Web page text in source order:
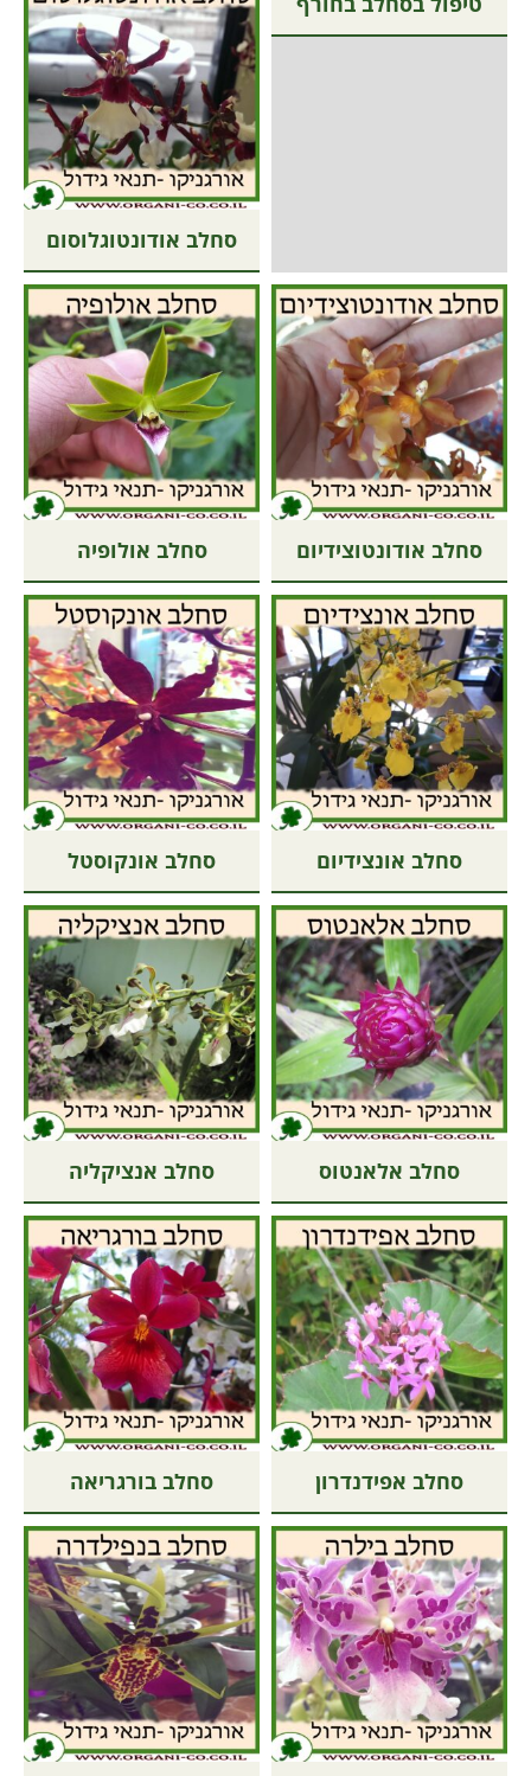
סחלב אודונטוגלוסום
סחלב אודונטוצידיום סחלב אולופיה
סחלב אונצידיום סחלב אונקוסטל
סחלב אלאנטוס סחלב אנציקליה
סחלב אפידנדרון סחלב בורגריאה